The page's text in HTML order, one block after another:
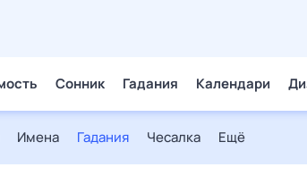
Сонник Гадания Календари
Имена Гадания Чесалка Ещё